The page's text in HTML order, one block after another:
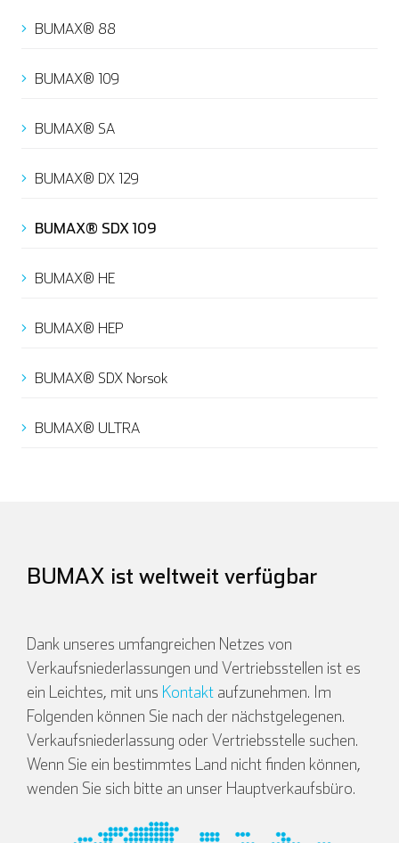
Italienisch
BUMAX® 88
BUMAX® 109
BUMAX® SA
BUMAX® DX 129
BUMAX® SDX 109
BUMAX® HE
BUMAX® HEP
BUMAX® SDX Norsok
BUMAX® ULTRA
BUMAX ist weltweit verfügbar
Dank unseres umfangreichen Netzes von
Verkaufsniederlassungen und Vertriebsstellen ist es
ein Leichtes, mit uns Kontakt aufzunehmen. Im
Folgenden können Sie nach der nächstgelegenen.
Verkaufsniederlassung oder Vertriebsstelle suchen.
Wenn Sie ein bestimmtes Land nicht finden können,
wenden Sie sich bitte an unser Hauptverkaufsbüro.